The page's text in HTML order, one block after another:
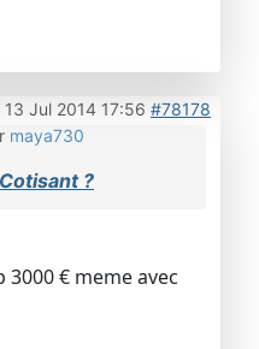
13 Jul 2014 17:56 #78178
maya730
Cotisant ?
€ meme avec